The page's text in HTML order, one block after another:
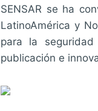
SENSAR se ha
LatinoAmérica y
para la
publicación e